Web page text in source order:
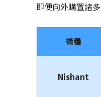
即便向外購置諸
機種
Nishant